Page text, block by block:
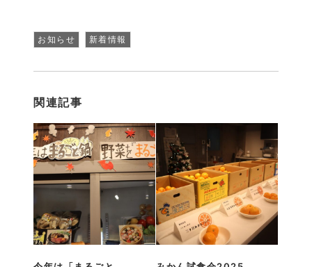
お知らせ 新着情報
関連記事